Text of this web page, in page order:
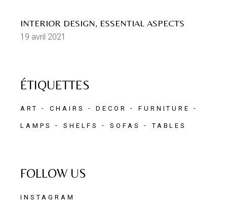
INTERIOR DESIGN, ESSENTIAL ASPECTS
19 avril 2021
ÉTIQUETTES
ART CHAIRS DECOR FURNITURE
LAMPS SHELFS SOFAS TABLES
FOLLOW US
INSTAGRAM